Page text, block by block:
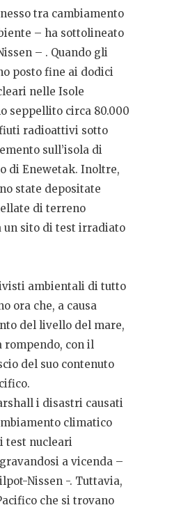
tra cambiamento
– ha sottolineato
– . Quando gli
posto fine ai dodici
nelle Isole
seppellito circa 80.000
radioattivi sotto
sull’isola di
di Enewetak. Inoltre,
state depositate
di terreno
un sito di test irradiato
ambientali di tutto
ora che, a causa
del livello del mare,
rompendo, con il
del suo contenuto
i disastri causati
climatico
test nucleari
a vicenda –
Nissen -. Tuttavia,
che si trovano